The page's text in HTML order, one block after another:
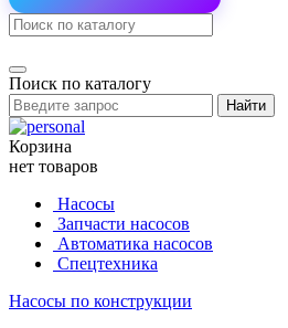
Поиск по каталогу
Найти
Корзина
нет товаров
Насосы
Запчасти насосов
Автоматика насосов
Спецтехника
Насосы по конструкции